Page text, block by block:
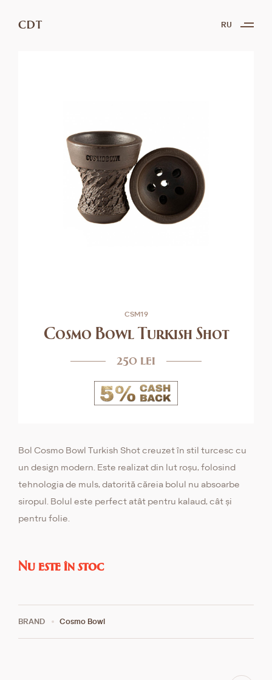
CDT RU
CSM19
Cosmo Bowl Turkish Shot
250 lei
Bol Cosmo Bowl Turkish Shot creuzet în stil turcesc cu
un design modern. Este realizat din lut roșu, folosind
tehnologia de muls, datorită căreia bolul nu absoarbe
siropul. Bolul este perfect atât pentru kalaud, cât și
pentru folie.
Nu este în stoc
BRAND Cosmo Bowl